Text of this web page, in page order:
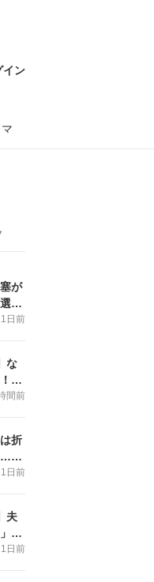
イン
が
択
1日前
な
＜
間前
折
…＜
1日前
夫
＜
1日前